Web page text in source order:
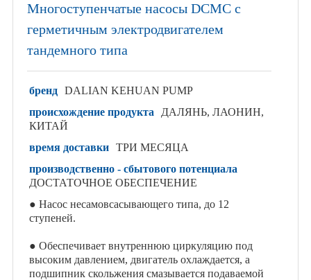
Многоступенчатые насосы DCMC с
герметичным электродвигателем
тандемного типа
бренд DALIAN KEHUAN PUMP
происхождение продукта
ДАЛЯНЬ, ЛАОНИН,
КИТАЙ
время доставки ТРИ МЕСЯЦА
производственно - сбытового потенциала
ДОСТАТОЧНОЕ ОБЕСПЕЧЕНИЕ
● Насос несамовсасывающего типа, до 12
ступеней.
● Обеспечивает внутреннюю циркуляцию под
высоким давлением, двигатель охлаждается, а
подшипник скольжения смазывается подаваемой